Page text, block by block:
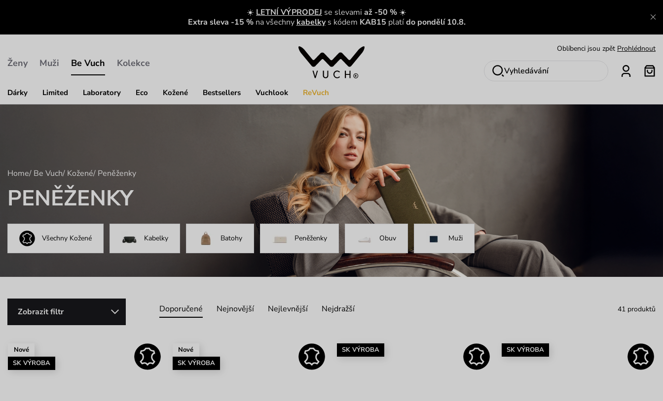
☀️ LETNÍ VÝPRODEJ se slevami až -50 % ☀️
Extra sleva -15 % na všechny kabelky s kódem KAB15 platído pondělí 10.8.
Ženy Muži Be Vuch
Dárky Limited Laboratory Eco Kožené Bestsellers Vuchlook ReVuch
Kolekce
Oblíbenci jsou zpět Prohlédnout
Nech se inspirovat Ukázat
Vyhledávání
Home/ Be Vuch/ Kožené/ Peněženky
PENĚŽENKY
Všechny Kožené Kabelky Batohy Peněženky Obuv Muži
Zobrazit filtr Doporučené Nejnovější Nejlevnější Nejdražší 41 produktů
Nové
SK VÝROBA
Nové
SK VÝROBA
SK VÝROBA SK VÝROBA